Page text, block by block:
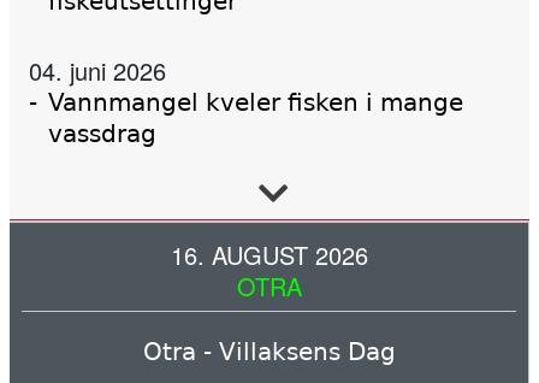
04. juni 2026
Vannmangel kveler fisken i mange
vassdrag
02. juni 2026
Tanaelva: Nesten all laks dør før de
16. AUGUST 2026
OTRA
Otra - Villaksens Dag